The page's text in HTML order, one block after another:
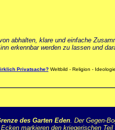
abhalten, klare und einfache
erkennbar werden zu lassen und
Privatsache? Weltbild - Religion -
des Garten Eden. Der Gegen-
markieren den kriegerischen